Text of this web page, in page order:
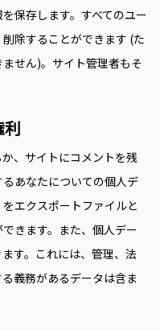
保存します。すべてのユー
除することができます (た
せん)。サイト管理者もそ
、サイトにコメントを残
あなたについての個人デ
エクスポートファイルと
きます。また、個人デー
す。これには、管理、法
義務があるデータは含ま